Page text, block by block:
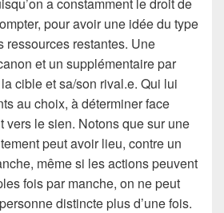
pour avoir une idée du type
ressources restantes. Une
et un supplémentaire par
cible et sa/son rival.e. Qui lui
au choix, à déterminer face
vers le sien. Notons que sur une
peut avoir lieu, contre un
même si les actions peuvent
fois par manche, on ne peut
distincte plus d’une fois.